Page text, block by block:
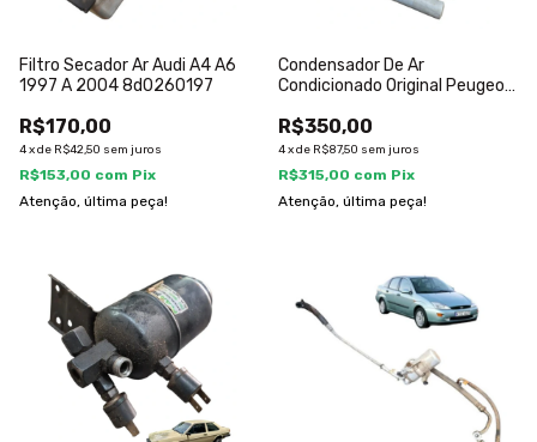
Filtro Secador Ar Audi A4 A6
1997 A 2004 8d0260197
R$170,00
4xde R$42,50 sem juros
R$153,00 com Pix
Atenção, última peça!
Condensador De Ar
Condicionado Original Peugeot
R$350,00
4xde R$87,50 sem juros
R$315,00 com Pix
Atenção, última peça!